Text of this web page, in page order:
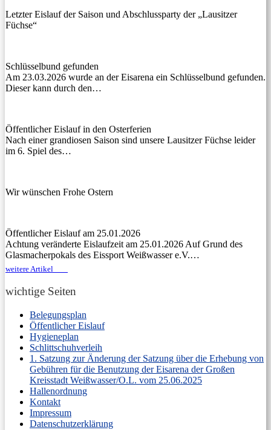
Letzter Eislauf der Saison und Abschlussparty der „Lausitzer
Füchse“
Schlüsselbund gefunden
Am 23.03.2026 wurde an der Eisarena ein Schlüsselbund gefunden.
Dieser kann durch den…
Öffentlicher Eislauf in den Osterferien
Nach einer grandiosen Saison sind unsere Lausitzer Füchse leider
im 6. Spiel des…
Wir wünschen Frohe Ostern
Öffentlicher Eislauf am 25.01.2026
Achtung veränderte Eislaufzeit am 25.01.2026 Auf Grund des
Glasmacherpokals des Eissport Weißwasser e.V.…
weitere Artikel
wichtige Seiten
Belegungsplan
Öffentlicher Eislauf
Hygieneplan
Schlittschuhverleih
1. Satzung zur Änderung der Satzung über die Erhebung von
Gebühren für die Benutzung der Eisarena der Großen
Kreisstadt Weißwasser/O.L. vom 25.06.2025
Hallenordnung
Kontakt
Impressum
Datenschutzerklärung